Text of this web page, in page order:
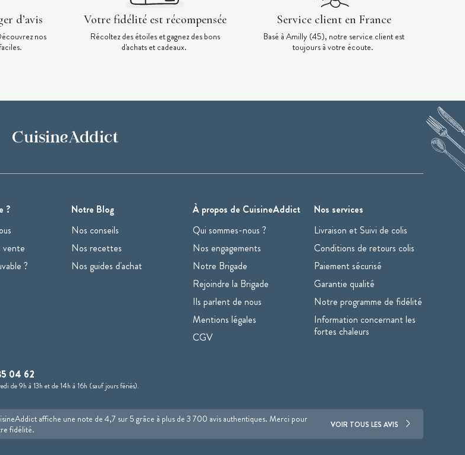
d’avis
nos
Votre fidélité est récompensée
Récoltez des étoiles et gagnez des bons
d'achats et cadeaux.
Service client en France
Basé à Amilly (45), notre service client est
toujours à votre écoute.
?
vente
?
Notre Blog
Nos conseils
Nos recettes
Nos guides d'achat
À propos de CuisineAddict
Qui sommes-nous ?
Nos engagements
Notre Brigade
Rejoindre la Brigade
Ils parlent de nous
Mentions légales
CGV
Nos services
Livraison et Suivi de colis
Conditions de retours colis
Paiement sécurisé
Garantie qualité
Notre programme de fidélité
Information concernant les
fortes chaleurs
04 62
de 9h à 13h et de 14h à 16h (sauf jours fériés).
affiche une note de 4,7 sur 5 grâce à plus de 3 700 avis authentiques. Merci pour
fidélité.
VOIR TOUS LES AVIS